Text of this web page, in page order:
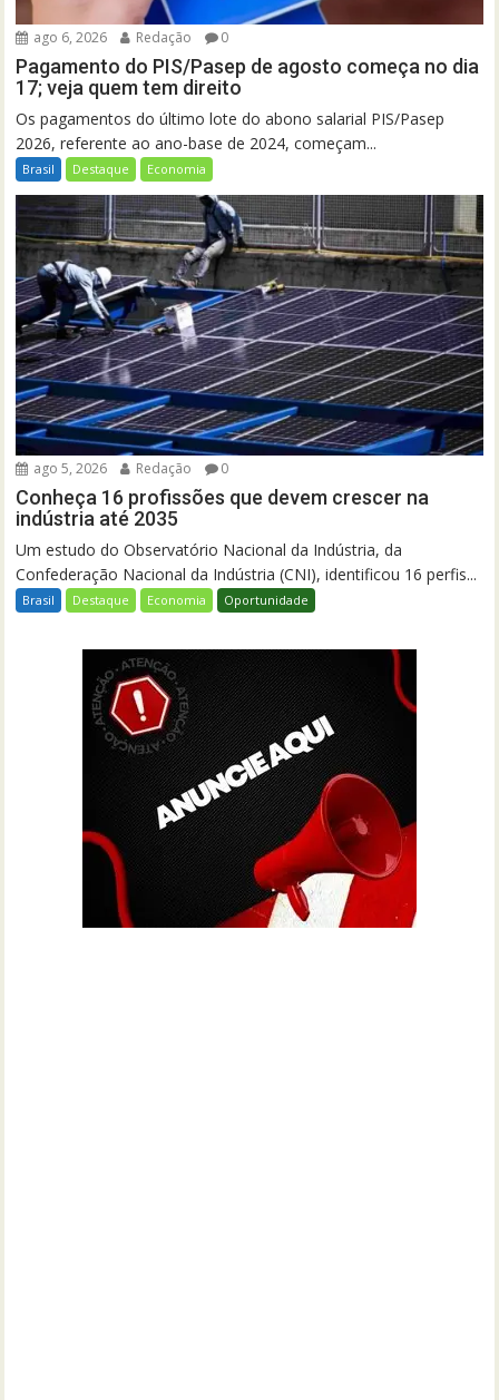
ago 6, 2026 Redação 0
Pagamento do PIS/Pasep de agosto começa no dia
17; veja quem tem direito
Os pagamentos do último lote do abono salarial PIS/Pasep
2026, referente ao ano-base de 2024, começam...
Brasil Destaque Economia
ago 5, 2026 Redação 0
Conheça 16 profissões que devem crescer na
indústria até 2035
Um estudo do Observatório Nacional da Indústria, da
Confederação Nacional da Indústria (CNI), identificou 16 perfis...
Brasil Destaque Economia Oportunidade